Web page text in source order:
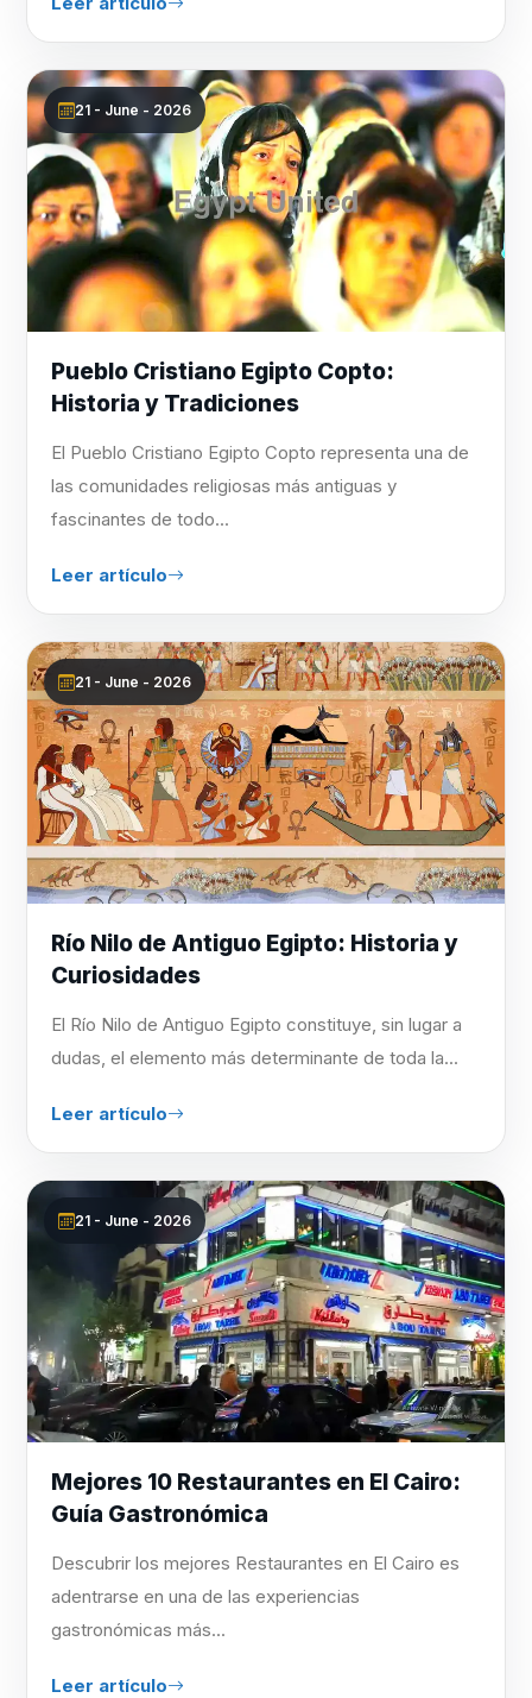
21 - June - 2026
Pueblo Cristiano Egipto Copto:
Historia y Tradiciones
El Pueblo Cristiano Egipto Copto representa una de
las comunidades religiosas más antiguas y
fascinantes de todo...
Leer artículo
21 - June - 2026
Río Nilo de Antiguo Egipto: Historia y
Curiosidades
El Río Nilo de Antiguo Egipto constituye, sin lugar a
dudas, el elemento más determinante de toda la...
Leer artículo
21 - June - 2026
Mejores 10 Restaurantes en El Cairo:
Guía Gastronómica
Descubrir los mejores Restaurantes en El Cairo es
adentrarse en una de las experiencias
gastronómicas más...
Leer artículo